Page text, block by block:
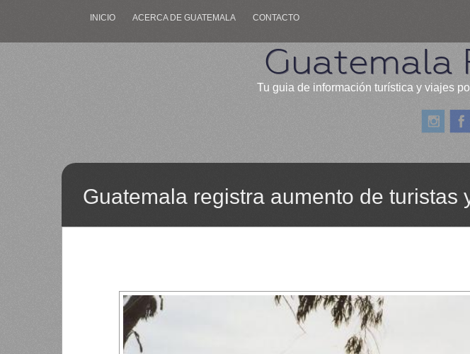
INICIO ACERCA DE GUATEMALA CONTACTO
Guatemala
Tu guia de información turística y viajes
Guatemala registra aumento de turistas